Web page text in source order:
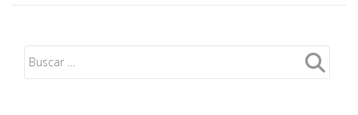
balance
año
más